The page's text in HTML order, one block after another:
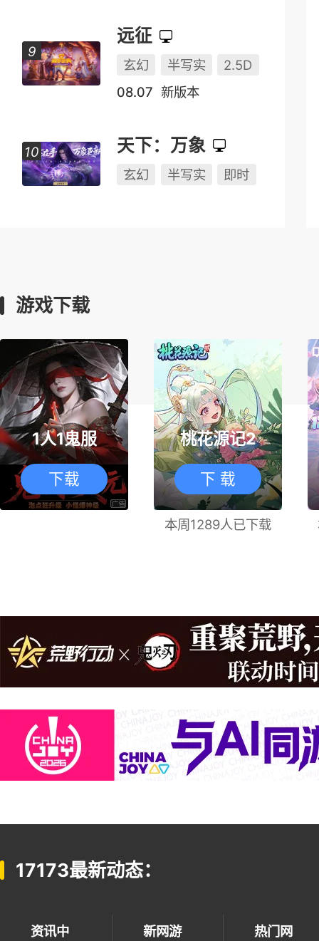
远征
玄幻 半写实
2.5D
08.07 新版本
天下：万象
玄幻 半写实 即时
游戏下载
1人1鬼服
下载
桃花源记2
下 载
本周1289人已下载
17173最新动态：
资讯中 新网游 热门网